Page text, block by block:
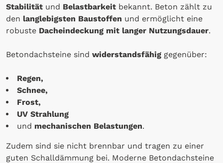
Stabilität und Belastbarkeit bekannt. Beton zählt zu
den langlebigsten Baustoffen und ermöglicht eine
robuste Dacheindeckung mit langer Nutzungsdauer.
Betondachsteine sind widerstandsfähig gegenüber:
Regen,
Schnee,
Frost,
UV Strahlung
und mechanischen Belastungen.
Zudem sind sie nicht brennbar und tragen zu einer
guten Schalldämmung bei. Moderne Betondachsteine